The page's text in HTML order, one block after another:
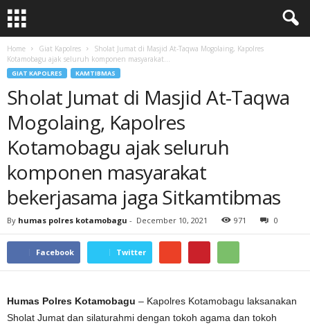
Home Giat Kapolres
Sholat Jumat di Masjid At-Taqwa Mogolaing, Kapolres
Kotamobagu ajak seluruh komponen masyarakat...
GIAT KAPOLRES KAMTIBMAS
Sholat Jumat di Masjid At-Taqwa
Mogolaing, Kapolres
Kotamobagu ajak seluruh
komponen masyarakat
bekerjasama jaga Sitkamtibmas
By humas polres kotamobagu - December 10, 2021 971 0
Facebook Twitter
Humas Polres Kotamobagu – Kapolres Kotamobagu laksanakan
Sholat Jumat dan silaturahmi dengan tokoh agama dan tokoh